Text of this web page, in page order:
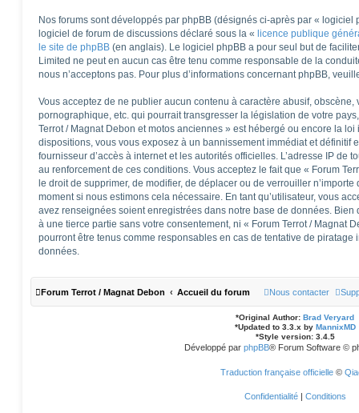
Nos forums sont développés par phpBB (désignés ci-après par « logiciel
logiciel de forum de discussions déclaré sous la « licence publique
le site de phpBB (en anglais). Le logiciel phpBB a pour seul but de
Limited ne peut en aucun cas être tenu comme responsable de la
nous n’acceptons pas. Pour plus d’informations concernant phpBB,
Vous acceptez de ne publier aucun contenu à caractère abusif,
pornographique, etc. qui pourrait transgresser la législation de votre
Terrot / Magnat Debon et motos anciennes » est hébergé ou encore la
dispositions, vous vous exposez à un bannissement immédiat et définitif
fournisseur d’accès à internet et les autorités officielles. L’adresse IP de
au renforcement de ces conditions. Vous acceptez le fait que « Forum
le droit de supprimer, de modifier, de déplacer ou de verrouiller
moment si nous estimons cela nécessaire. En tant qu’utilisateur, vous
avez renseignées soient enregistrées dans notre base de données.
à une tierce partie sans votre consentement, ni « Forum Terrot / Magnat
pourront être tenus comme responsables en cas de tentative de piratage
données.
Forum Terrot / Magnat Debon Accueil du forum Nous contacter
*Original Author: Brad Veryard
*Updated to 3.3.x by MannixMD
*Style version: 3.4.5
Développé par phpBB® Forum Software ©
Traduction française officielle©
Confidentialité | Conditions